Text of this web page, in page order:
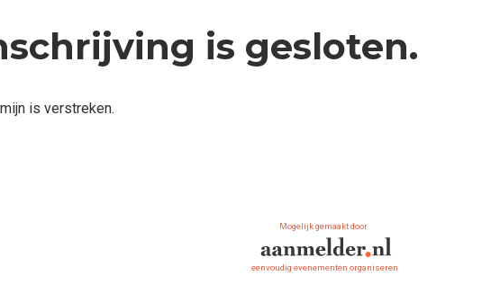
is gesloten.
is verstreken.
Mogelijk gemaakt door
eenvoudig evenementen organiseren